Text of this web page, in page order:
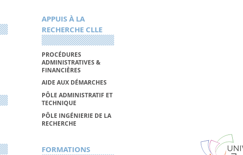
APPUIS À LA
RECHERCHE CLLE
PROCÉDURES
ADMINISTRATIVES &
FINANCIÈRES
AIDE AUX DÉMARCHES
PÔLE ADMINISTRATIF ET
TECHNIQUE
PÔLE INGÉNIERIE DE LA
RECHERCHE
FORMATIONS